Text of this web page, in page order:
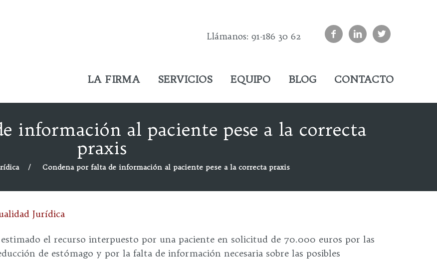
LA FIRMA SERVICIOS EQUIPO BLOG CONTACTO
Llámanos: 91-186 30 62   
información al paciente pese a la correcta
praxis
Condena por falta de información al paciente pese a la correcta praxis
Jurídica
el recurso interpuesto por una paciente en solicitud de 70.000 euros por las
de estómago y por la falta de información necesaria sobre las posibles